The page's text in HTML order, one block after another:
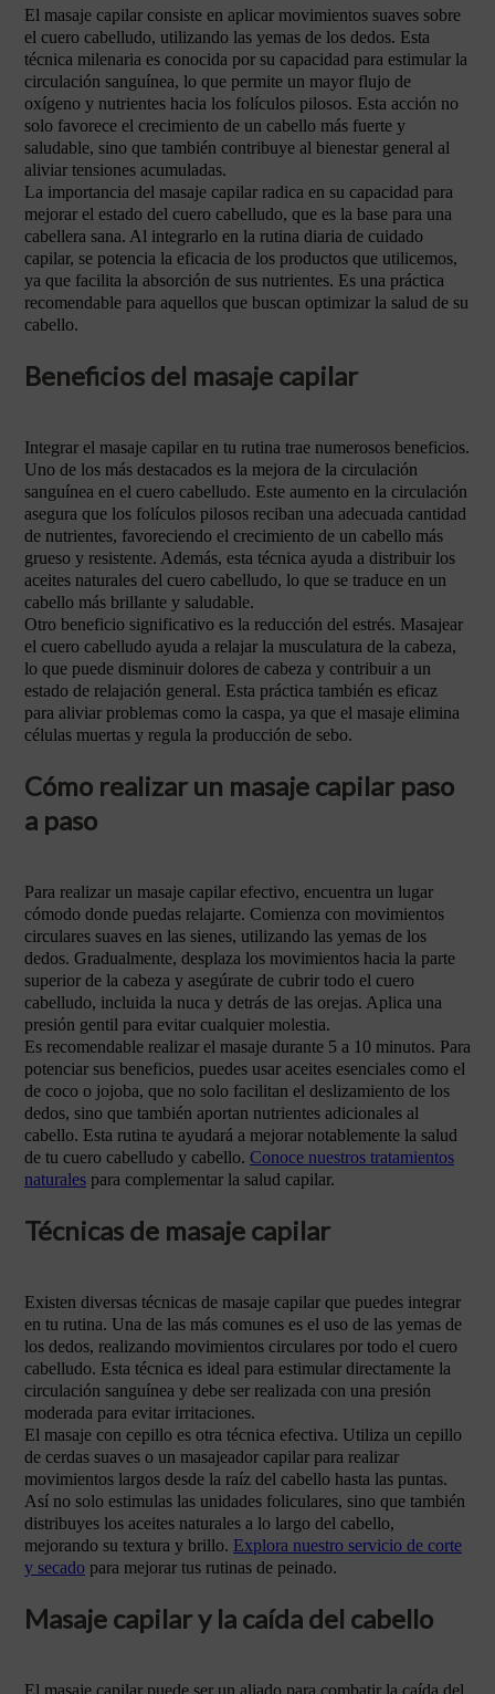
El masaje capilar consiste en aplicar movimientos suaves sobre
el cuero cabelludo, utilizando las yemas de los dedos. Esta
técnica milenaria es conocida por su capacidad para estimular la
circulación sanguínea, lo que permite un mayor flujo de
oxígeno y nutrientes hacia los folículos pilosos. Esta acción no
solo favorece el crecimiento de un cabello más fuerte y
saludable, sino que también contribuye al bienestar general al
aliviar tensiones acumuladas.
La importancia del masaje capilar radica en su capacidad para
mejorar el estado del cuero cabelludo, que es la base para una
cabellera sana. Al integrarlo en la rutina diaria de cuidado
capilar, se potencia la eficacia de los productos que utilicemos,
ya que facilita la absorción de sus nutrientes. Es una práctica
recomendable para aquellos que buscan optimizar la salud de su
cabello.
Beneficios del masaje capilar
Integrar el masaje capilar en tu rutina trae numerosos beneficios.
Uno de los más destacados es la mejora de la circulación
sanguínea en el cuero cabelludo. Este aumento en la circulación
asegura que los folículos pilosos reciban una adecuada cantidad
de nutrientes, favoreciendo el crecimiento de un cabello más
grueso y resistente. Además, esta técnica ayuda a distribuir los
aceites naturales del cuero cabelludo, lo que se traduce en un
cabello más brillante y saludable.
Otro beneficio significativo es la reducción del estrés. Masajear
el cuero cabelludo ayuda a relajar la musculatura de la cabeza,
lo que puede disminuir dolores de cabeza y contribuir a un
estado de relajación general. Esta práctica también es eficaz
para aliviar problemas como la caspa, ya que el masaje elimina
células muertas y regula la producción de sebo.
Cómo realizar un masaje capilar paso
a paso
Para realizar un masaje capilar efectivo, encuentra un lugar
cómodo donde puedas relajarte. Comienza con movimientos
circulares suaves en las sienes, utilizando las yemas de los
dedos. Gradualmente, desplaza los movimientos hacia la parte
superior de la cabeza y asegúrate de cubrir todo el cuero
cabelludo, incluida la nuca y detrás de las orejas. Aplica una
presión gentil para evitar cualquier molestia.
Es recomendable realizar el masaje durante 5 a 10 minutos. Para
potenciar sus beneficios, puedes usar aceites esenciales como el
de coco o jojoba, que no solo facilitan el deslizamiento de los
dedos, sino que también aportan nutrientes adicionales al
cabello. Esta rutina te ayudará a mejorar notablemente la salud
de tu cuero cabelludo y cabello. Conoce nuestros tratamientos
naturales para complementar la salud capilar.
Técnicas de masaje capilar
Existen diversas técnicas de masaje capilar que puedes integrar
en tu rutina. Una de las más comunes es el uso de las yemas de
los dedos, realizando movimientos circulares por todo el cuero
cabelludo. Esta técnica es ideal para estimular directamente la
circulación sanguínea y debe ser realizada con una presión
moderada para evitar irritaciones.
El masaje con cepillo es otra técnica efectiva. Utiliza un cepillo
de cerdas suaves o un masajeador capilar para realizar
movimientos largos desde la raíz del cabello hasta las puntas.
Así no solo estimulas las unidades foliculares, sino que también
distribuyes los aceites naturales a lo largo del cabello,
mejorando su textura y brillo. Explora nuestro servicio de corte
y secado para mejorar tus rutinas de peinado.
Masaje capilar y la caída del cabello
El masaje capilar puede ser un aliado para combatir la caída del